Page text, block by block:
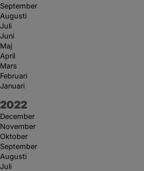
September
Augusti
Juli
Juni
Maj
April
Mars
Februari
Januari
År:
2022
December
November
Oktober
September
Augusti
Juli